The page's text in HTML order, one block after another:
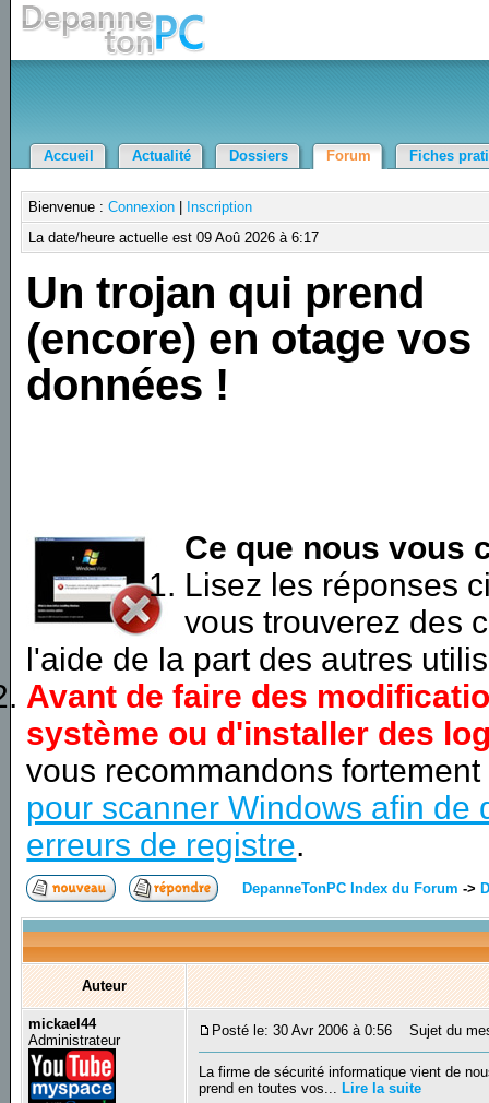
Accueil Actualité Dossiers Forum Fiches
Bienvenue :Connexion
Inscription
La date/heure actuelle est 09 Aoû 2026 à 6:17
Un trojan qui prend
(encore) en otage vos
données !
Ce que nous vous
Lisez les réponses
vous trouverez des
l'aide de la part des autres
Avant de faire des
système ou d'installer des
vous recommandons
pour scanner Windows afin de
erreurs de registre.
DepanneTonPC Index du Forum ->
Auteur
mickael44
Administrateur
Posté le: 30 Avr 2006 à 0:56 Sujet du
La firme de sécurité informatique vient de
prend en toutes vos... Lire la suite